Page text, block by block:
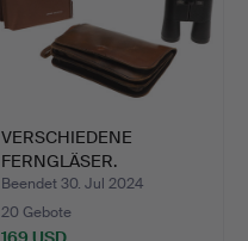
VERSCHIEDENE
FERNGLÄSER.
Beendet 30. Jul 2024
20 Gebote